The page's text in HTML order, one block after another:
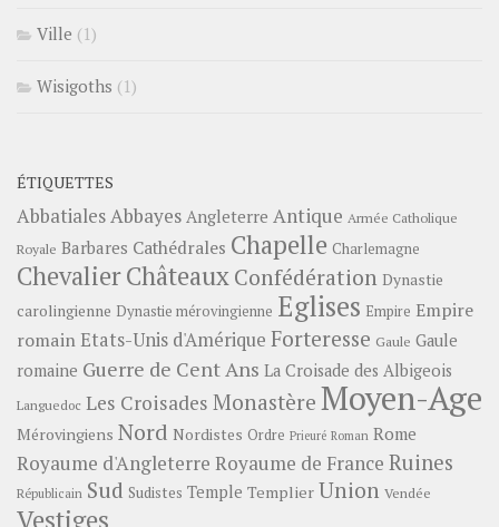
Ville (1)
Wisigoths (1)
ÉTIQUETTES
Abbatiales Abbayes Angleterre Antique Armée Catholique
Royale Barbares Cathédrales Chapelle Charlemagne
ChevalierChâteauxConfédération Dynastie
carolingienne Dynastie mérovingienne Eglises Empire Empire
romainEtats-Unis d'Amérique Forteresse Gaule Gaule
romaine Guerre de Cent Ans La Croisade des Albigeois
Languedoc Les Croisades Monastère Moyen-Age
Mérovingiens Nord Nordistes Ordre Prieuré Roman Rome
Royaume d'Angleterre Royaume de France Ruines
Républicain Sud Sudistes Temple Templier Union Vendée
Vestiges